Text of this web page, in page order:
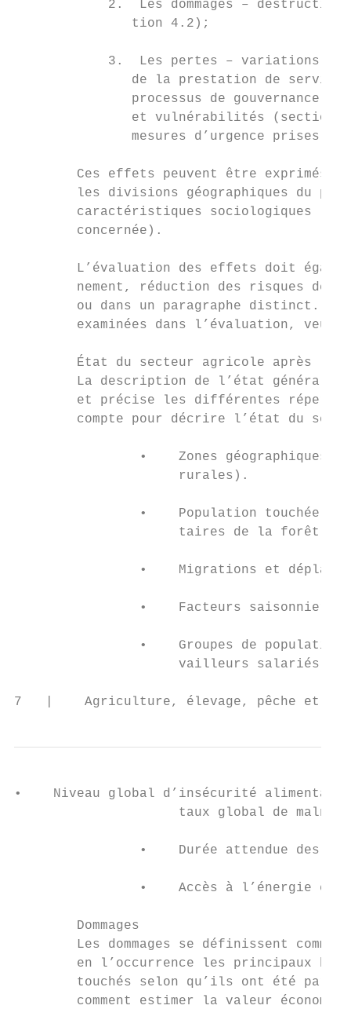
            2.	Les dommages – destruction et dommages occasionnés aux infrastructures et aux actifs physiques (sec-
               tion 4.2);
            3.	Les pertes – variations des flux économiques causées par la catastrophe en raison de: (i) l’interruption
de la prestation de
processus de gouvernance
et vulnérabilités (section
mesures d’urgence prises
Ces effets peuvent être exprimés
les divisions géographiques du
caractéristiques sociologiques
        concernée).
L’évaluation des effets doit
nement, réduction des risques de
ou dans un paragraphe distinct.
examinées dans l’évaluation,
État du secteur agricole après la
La description de l’état général
et précise les différentes
compte pour décrire l’état du
•    Zones géographiques
                     rurales).
•    Population touchée,
taires de la forêt,
•    Migrations et
•    Facteurs saisonniers
•    Groupes de
vailleurs salariés,
7   |    Agriculture, élevage, pêche et
•    Niveau global d’insécurité
taux global de
•    Durée attendue des
•    Accès à l’énergie et
        Dommages
Les dommages se définissent comme
en l’occurrence les principaux
touchés selon qu’ils ont été
comment estimer la valeur